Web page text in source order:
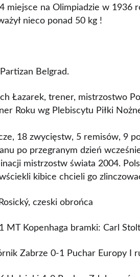
miejsce na Olimpiadzie w 1936
nieco ponad 50 kg !
Belgrad.
Łazarek, trener, mistrzostwo
Roku wg Plebiscytu Piłki
18 zwycięstw, 5 remisów, 9
po przegranym dzień
mistrzostw świata 2004.
kibice chcieli go
czeski obrońca
MT Kopenhaga bramki: Carl
Zabrze 0-1 Puchar Europy I